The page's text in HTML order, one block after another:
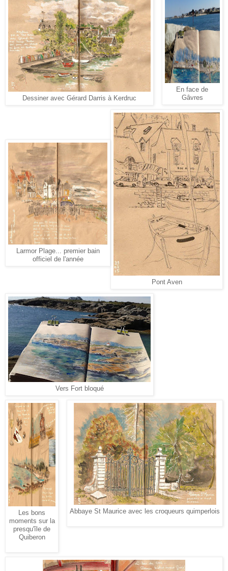
Dessiner avec Gérard Darris à Kerdruc
Pont Aven
En face de
Gâvres
Vers Fort bloqué
Abbaye St Maurice avec les croqueurs quimperlois
Larmor Plage... premier bain
officiel de l'année
Les bons
moments sur la
presqu'île de
Quiberon